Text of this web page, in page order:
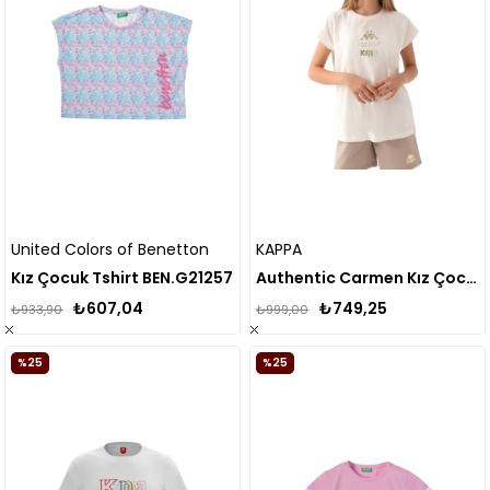
United Colors of Benetton
Kız Çocuk Tshirt BEN.G21257
₺607,04
₺933,90
KAPPA
Authentic Carmen Kız Çocuk Regular Fit T-shirt
₺749,25
₺999,00
%25 %25